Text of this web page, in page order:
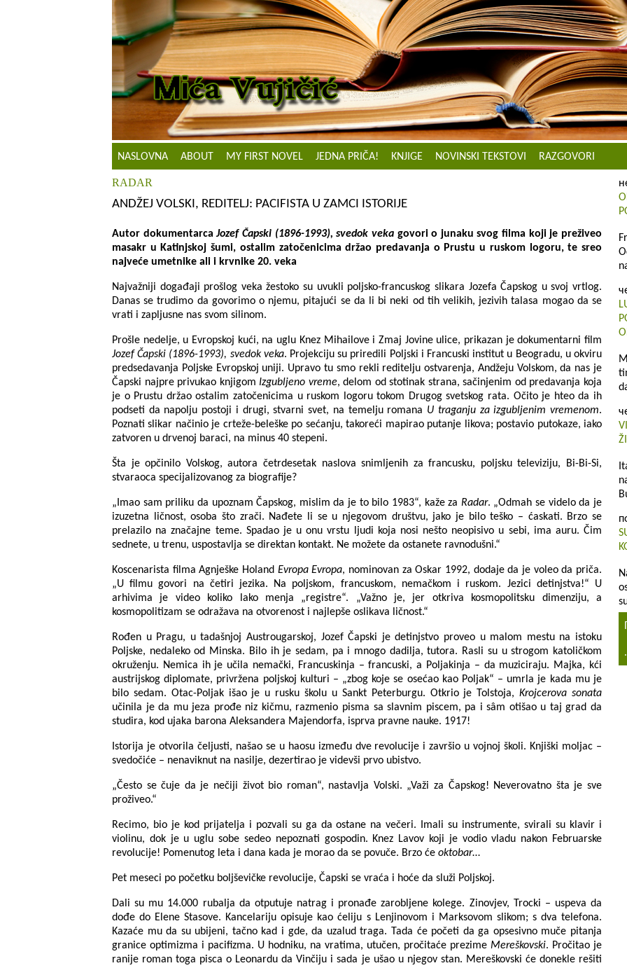
NASLOVNA ABOUT MY FIRST NOVEL JEDNA PRIČA! KNJIGE NOVINSKI TEKSTOVI RAZGOVORI
RADAR
ANDŽEJ VOLSKI, REDITELJ: PACIFISTA U ZAMCI ISTORIJE
Autor dokumentarcaJozef Čapski (1896-1993), svedok vekagovori o junaku svog filma koji je preživeo
masakr u Katinjskoj šumi, ostalim zatočenicima držao predavanja o Prustu u ruskom logoru, te sreo
najveće umetnike ali i krvnike 20. veka
Najvažniji događaji prošlog veka žestoko su uvukli poljsko-francuskog slikara Jozefa Čapskog u svoj vrtlog.
Danas se trudimo da govorimo o njemu, pitajući se da li bi neki od tih velikih, jezivih talasa mogao da se
vrati i zapljusne nas svom silinom.
Prošle nedelje, u Evropskoj kući, na uglu Knez Mihailove i Zmaj Jovine ulice, prikazan je dokumentarni film
Jozef Čapski (1896-1993), svedok veka. Projekciju su priredili Poljski i Francuski institut u Beogradu, u okviru
predsedavanja Poljske Evropskoj uniji. Upravo tu smo rekli reditelju ostvarenja, Andžeju Volskom, da nas je
Čapski najpre privukao knjigom Izgubljeno vreme, delom od stotinak strana, sačinjenim od predavanja koja
je o Prustu držao ostalim zatočenicima u ruskom logoru tokom Drugog svetskog rata. Očito je hteo da ih
podseti da napolju postoji i drugi, stvarni svet, na temelju romana U traganju za izgubljenim vremenom.
Poznati slikar načinio je crteže-beleške po sećanju, takoreći mapirao putanje likova; postavio putokaze, iako
zatvoren u drvenoj baraci, na minus 40 stepeni.
Šta je opčinilo Volskog, autora četrdesetak naslova snimljenih za francusku, poljsku televiziju, Bi-Bi-Si,
stvaraoca specijalizovanog za biografije?
„Imao sam priliku da upoznam Čapskog, mislim da je to bilo 1983“, kaže za Radar. „Odmah se videlo da je
izuzetna ličnost, osoba što zrači. Nađete li se u njegovom društvu, jako je bilo teško – ćaskati. Brzo se
prelazilo na značajne teme. Spadao je u onu vrstu ljudi koja nosi nešto neopisivo u sebi, ima auru. Čim
sednete, u trenu, uspostavlja se direktan kontakt. Ne možete da ostanete ravnodušni.“
Koscenarista filma Agnješke Holand Evropa Evropa, nominovan za Oskar 1992, dodaje da je voleo da priča.
„U filmu govori na četiri jezika. Na poljskom, francuskom, nemačkom i ruskom. Jezici detinjstva!“ U
arhivima je video koliko lako menja „registre“. „Važno je, jer otkriva kosmopolitsku dimenziju, a
kosmopolitizam se odražava na otvorenost i najlepše oslikava ličnost.“
Rođen u Pragu, u tadašnjoj Austrougarskoj, Jozef Čapski je detinjstvo proveo u malom mestu na istoku
Poljske, nedaleko od Minska. Bilo ih je sedam, pa i mnogo dadilja, tutora. Rasli su u strogom katoličkom
okruženju. Nemica ih je učila nemački, Francuskinja – francuski, a Poljakinja – da muziciraju. Majka, kći
austrijskog diplomate, privržena poljskoj kulturi – „zbog koje se osećao kao Poljak“ – umrla je kada mu je
bilo sedam. Otac-Poljak išao je u rusku školu u Sankt Peterburgu. Otkrio je Tolstoja,Krojcerova sonata
učinila je da mu jeza prođe niz kičmu, razmenio pisma sa slavnim piscem, pa i sâm otišao u taj grad da
studira, kod ujaka barona Aleksandera Majendorfa, isprva pravne nauke. 1917!
Istorija je otvorila čeljusti, našao se u haosu između dve revolucije i završio u vojnoj školi. Knjiški moljac –
svedočiće – nenaviknut na nasilje, dezertirao je videvši prvo ubistvo.
„Često se čuje da je nečiji život bio roman“, nastavlja Volski. „Važi za Čapskog! Neverovatno šta je sve
proživeo.“
Recimo, bio je kod prijatelja i pozvali su ga da ostane na večeri. Imali su instrumente, svirali su klavir i
violinu, dok je u uglu sobe sedeo nepoznati gospodin. Knez Lavov koji je vodio vladu nakon Februarske
revolucije! Pomenutog leta i dana kada je morao da se povuče. Brzo će oktobar…
Pet meseci po početku boljševičke revolucije, Čapski se vraća i hoće da služi Poljskoj.
Dali su mu 14.000 rubalja da otputuje natrag i pronađe zarobljene kolege. Zinovjev, Trocki – uspeva da
dođe do Elene Stasove. Kancelariju opisuje kao ćeliju s Lenjinovom i Marksovom slikom; s dva telefona.
Kazaće mu da su ubijeni, tačno kad i gde, da uzalud traga. Tada će početi da ga opsesivno muče pitanja
granice optimizma i pacifizma. U hodniku, na vratima, utučen, pročitaće prezime Mereškovski. Pročitao je
ranije roman toga pisca o Leonardu da Vinčiju i sada je ušao u njegov stan. Mereškovski će donekle rešiti